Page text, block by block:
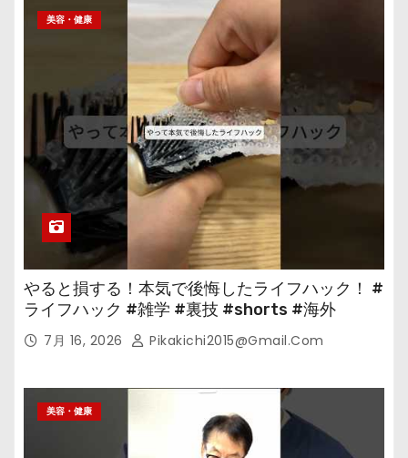
美容・健康
やると損する！本気で後悔したライフハック！ #
ライフハック #雑学 #裏技 #shorts #海外
7月 16, 2026 Pikakichi2015@gmail.com
美容・健康